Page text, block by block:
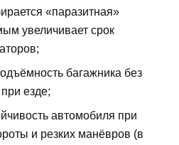
«паразитная»
увеличивает срок
багажника без
езде;
автомобиля при
и резких манёвров (в